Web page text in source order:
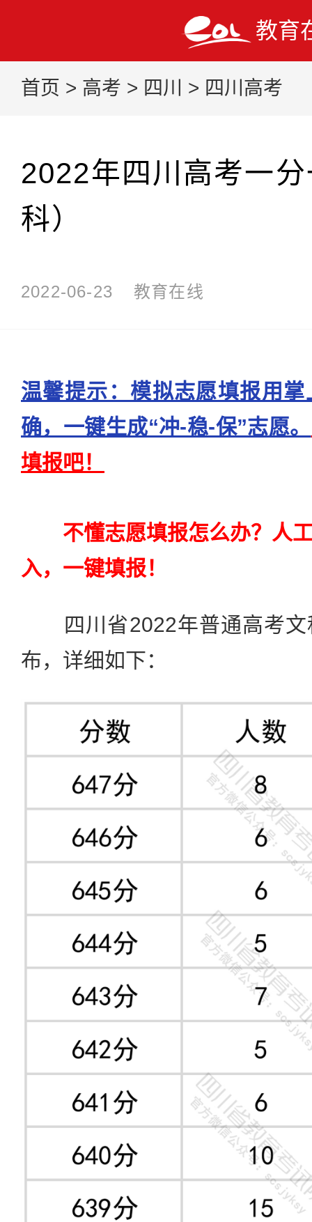
教育
首页 > 高考 > 四川 > 四川高考
2022年四川高考一
科）
2022-06-23 教育在线
温馨提示：模拟志愿填报用
确，一键生成“冲-稳-保”志愿。
填报吧！
不懂志愿填报怎么办？人
入，一键填报！
四川省2022年普通高考文
布，详细如下：